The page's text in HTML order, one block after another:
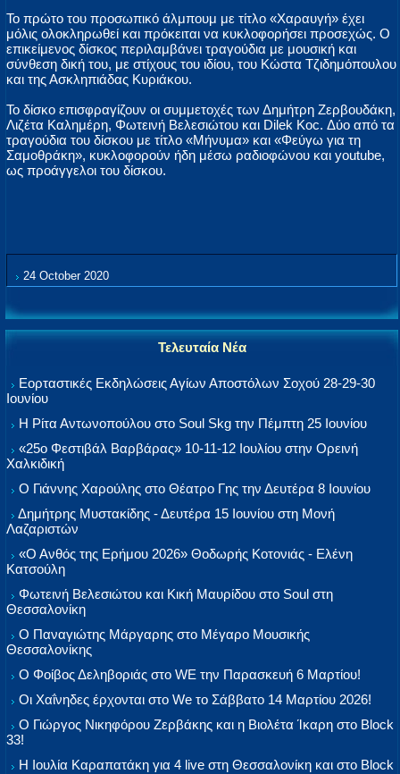
Το πρώτο του προσωπικό άλμπουμ με τίτλο «Χαραυγή» έχει
μόλις ολοκληρωθεί και πρόκειται να κυκλοφορήσει προσεχώς. Ο
επικείμενος δίσκος περιλαμβάνει τραγούδια με μουσική και
σύνθεση δική του, με στίχους του ιδίου, του Κώστα Τζιδημόπουλου
και της Ασκληπιάδας Κυριάκου.
Το δίσκο επισφραγίζουν οι συμμετοχές των Δημήτρη Ζερβουδάκη,
Λιζέτα Καλημέρη, Φωτεινή Βελεσιώτου και Dilek Koc. Δύο από τα
τραγούδια του δίσκου με τίτλο «Μήνυμα» και «Φεύγω για τη
Σαμοθράκη», κυκλοφορούν ήδη μέσω ραδιοφώνου και youtube,
ως προάγγελοι του δίσκου.
24 October 2020
Τελευταία Νέα
Εορταστικές Εκδηλώσεις Αγίων Αποστόλων Σοχού 28-29-30
Ιουνίου
Η Ρίτα Αντωνοπούλου στο Soul Skg την Πέμπτη 25 Ιουνίου
«25ο Φεστιβάλ Βαρβάρας» 10-11-12 Ιουλίου στην Ορεινή
Χαλκιδική
Ο Γιάννης Χαρούλης στο Θέατρο Γης την Δευτέρα 8 Ιουνίου
Δημήτρης Μυστακίδης - Δευτέρα 15 Ιουνίου στη Μονή
Λαζαριστών
«Ο Ανθός της Ερήμου 2026» Θοδωρής Κοτονιάς - Ελένη
Κατσούλη
Φωτεινή Βελεσιώτου και Κική Μαυρίδου στο Soul στη
Θεσσαλονίκη
Ο Παναγιώτης Μάργαρης στο Μέγαρο Μουσικής
Θεσσαλονίκης
Ο Φοίβος Δεληβοριάς στο WE την Παρασκευή 6 Μαρτίου!
Οι Χαΐνηδες έρχονται στο We το Σάββατο 14 Μαρτίου 2026!
Ο Γιώργος Νικηφόρου Ζερβάκης και η Βιολέτα Ίκαρη στο Block
33!
Η Ιουλία Καραπατάκη για 4 live στη Θεσσαλονίκη και στο Block